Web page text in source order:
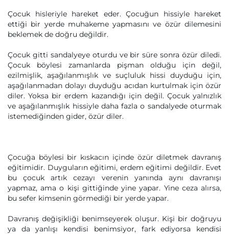
Çocuk hisleriyle hareket eder. Çocuğun hissiyle hareket
ettiği bir yerde muhakeme yapmasını ve özür dilemesini
beklemek de doğru değildir.
Çocuk gitti sandalyeye oturdu ve bir süre sonra özür diledi.
Çocuk böylesi zamanlarda pişman olduğu için değil,
ezilmişlik, aşağılanmışlık ve suçluluk hissi duyduğu için,
aşağılanmadan dolayı duyduğu acıdan kurtulmak için özür
diler. Yoksa bir erdem kazandığı için değil. Çocuk yalnızlık
ve aşağılanmışlık hissiyle daha fazla o sandalyede oturmak
istemediğinden gider, özür diler.
Çocuğa böylesi bir kıskacın içinde özür diletmek davranış
eğitimidir. Duyguların eğitimi, erdem eğitimi değildir. Evet
bu çocuk artık cezayı verenin yanında aynı davranışı
yapmaz, ama o kişi gittiğinde yine yapar. Yine ceza alırsa,
bu sefer kimsenin görmediği bir yerde yapar.
Davranış değişikliği benimseyerek oluşur. Kişi bir doğruyu
ya da yanlışı kendisi benimsiyor, fark ediyorsa kendisi